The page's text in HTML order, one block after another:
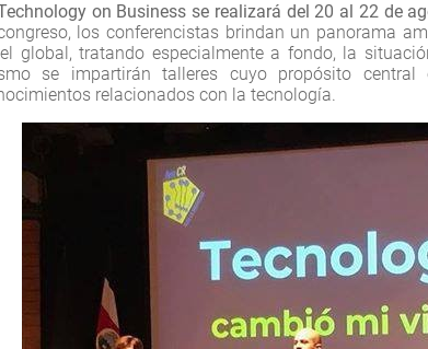
on Business se realizará del 20 al 22 de
los conferencistas brindan un panorama
global, tratando especialmente a fondo, la
se impartirán talleres cuyo propósito
relacionados con la tecnología.